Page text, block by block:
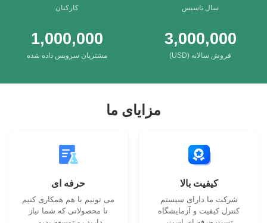
سال تاسیس کارکنان
3,000,000
فروش سالانه (USD)
1,000,000
مشتریان سرویس داده شده
مزایای ما
کیفیت بالا
شرکت ما دارای سیستم
کنترل کیفیت و آزمایشگاه
حرفه ای
می تونیم با هم همکاری کنیم
تا محصولاتی که شما نیاز